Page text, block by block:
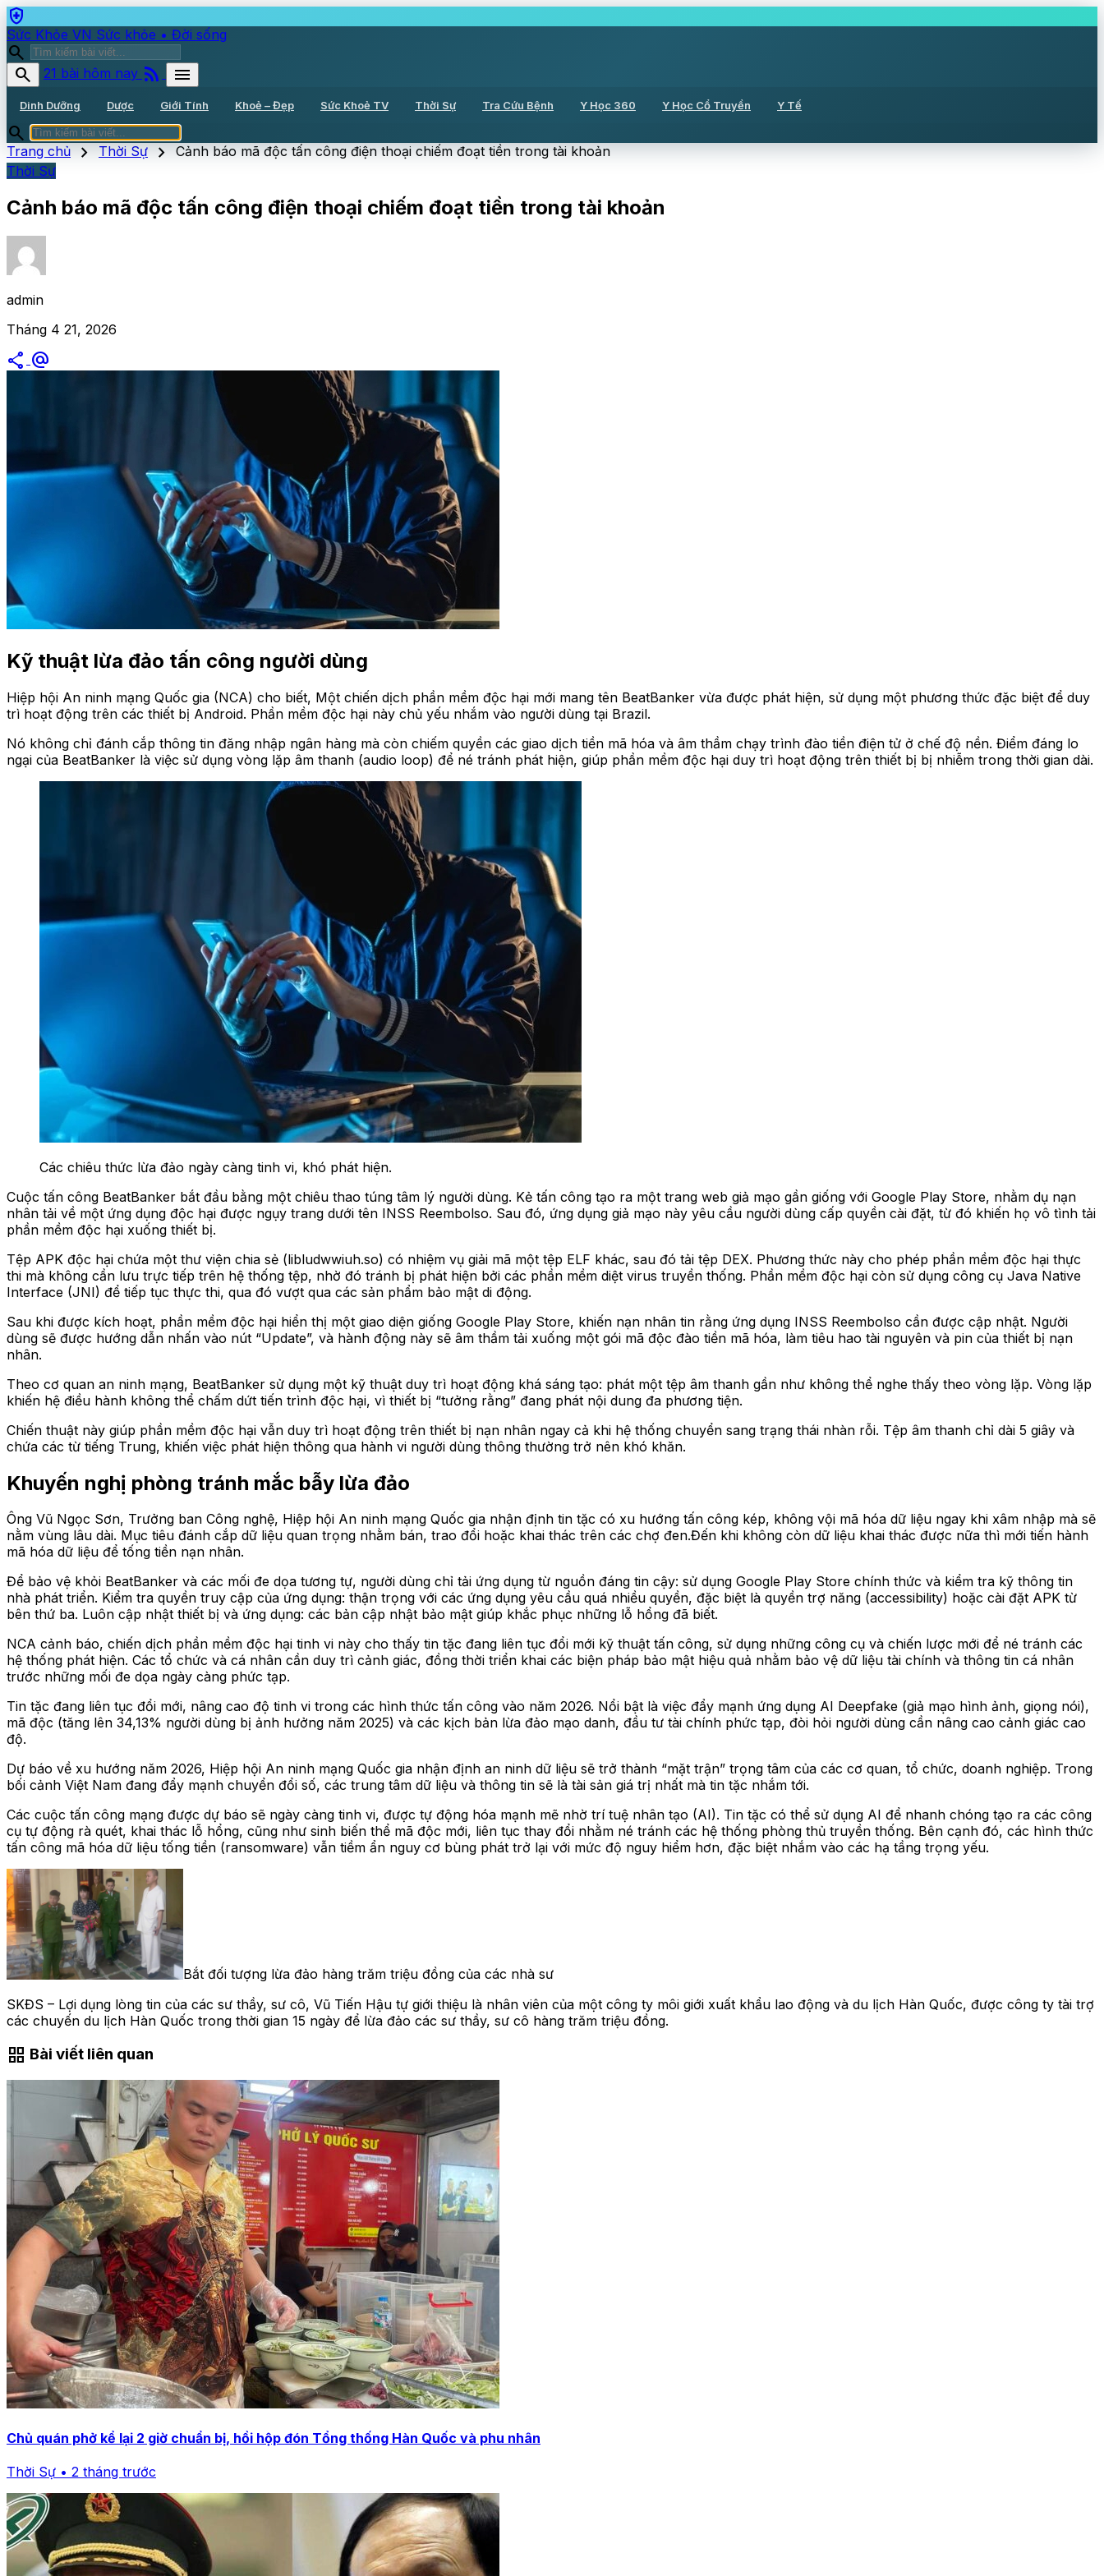
health_and_safety
Sức Khỏe VN Sức khỏe • Đời sống
search
search
21 bài hôm nay rss_feed menu
Dinh Dưỡng Dược Giới Tính Khoẻ – Đẹp Sức Khoẻ TV Thời Sự Tra Cứu Bệnh Y Học 360 Y Học Cổ Truyền Y Tế
search
Trang chủ chevron_right Thời Sự chevron_right Cảnh báo mã độc tấn công điện thoại chiếm đoạt tiền trong tài khoản
Thời Sự
Cảnh báo mã độc tấn công điện thoại chiếm đoạt tiền trong tài khoản
admin
Tháng 4 21, 2026
share alternate_email
Kỹ thuật lừa đảo tấn công người dùng
Hiệp hội An ninh mạng Quốc gia (NCA) cho biết, Một chiến dịch phần mềm độc hại mới mang tên BeatBanker vừa được phát hiện, sử dụng một phương thức đặc biệt để duy
trì hoạt động trên các thiết bị Android. Phần mềm độc hại này chủ yếu nhắm vào người dùng tại Brazil.
Nó không chỉ đánh cắp thông tin đăng nhập ngân hàng mà còn chiếm quyền các giao dịch tiền mã hóa và âm thầm chạy trình đào tiền điện tử ở chế độ nền. Điểm đáng lo
ngại của BeatBanker là việc sử dụng vòng lặp âm thanh (audio loop) để né tránh phát hiện, giúp phần mềm độc hại duy trì hoạt động trên thiết bị bị nhiễm trong thời gian dài.
Các chiêu thức lừa đảo ngày càng tinh vi, khó phát hiện.
Cuộc tấn công BeatBanker bắt đầu bằng một chiêu thao túng tâm lý người dùng. Kẻ tấn công tạo ra một trang web giả mạo gần giống với Google Play Store, nhằm dụ nạn
nhân tải về một ứng dụng độc hại được ngụy trang dưới tên INSS Reembolso. Sau đó, ứng dụng giả mạo này yêu cầu người dùng cấp quyền cài đặt, từ đó khiến họ vô tình tải
phần mềm độc hại xuống thiết bị.
Tệp APK độc hại chứa một thư viện chia sẻ (libludwwiuh.so) có nhiệm vụ giải mã một tệp ELF khác, sau đó tải tệp DEX. Phương thức này cho phép phần mềm độc hại thực
thi mà không cần lưu trực tiếp trên hệ thống tệp, nhờ đó tránh bị phát hiện bởi các phần mềm diệt virus truyền thống. Phần mềm độc hại còn sử dụng công cụ Java Native
Interface (JNI) để tiếp tục thực thi, qua đó vượt qua các sản phẩm bảo mật di động.
Sau khi được kích hoạt, phần mềm độc hại hiển thị một giao diện giống Google Play Store, khiến nạn nhân tin rằng ứng dụng INSS Reembolso cần được cập nhật. Người
dùng sẽ được hướng dẫn nhấn vào nút “Update”, và hành động này sẽ âm thầm tải xuống một gói mã độc đào tiền mã hóa, làm tiêu hao tài nguyên và pin của thiết bị nạn
nhân.
Theo cơ quan an ninh mạng, BeatBanker sử dụng một kỹ thuật duy trì hoạt động khá sáng tạo: phát một tệp âm thanh gần như không thể nghe thấy theo vòng lặp. Vòng lặp
khiến hệ điều hành không thể chấm dứt tiến trình độc hại, vì thiết bị “tưởng rằng” đang phát nội dung đa phương tiện.
Chiến thuật này giúp phần mềm độc hại vẫn duy trì hoạt động trên thiết bị nạn nhân ngay cả khi hệ thống chuyển sang trạng thái nhàn rỗi. Tệp âm thanh chỉ dài 5 giây và
chứa các từ tiếng Trung, khiến việc phát hiện thông qua hành vi người dùng thông thường trở nên khó khăn.
Khuyến nghị phòng tránh mắc bẫy lừa đảo
Ông Vũ Ngọc Sơn, Trưởng ban Công nghệ, Hiệp hội An ninh mạng Quốc gia nhận định tin tặc có xu hướng tấn công kép, không vội mã hóa dữ liệu ngay khi xâm nhập mà sẽ
nằm vùng lâu dài. Mục tiêu đánh cắp dữ liệu quan trọng nhằm bán, trao đổi hoặc khai thác trên các chợ đen.Đến khi không còn dữ liệu khai thác được nữa thì mới tiến hành
mã hóa dữ liệu để tống tiền nạn nhân.
Để bảo vệ khỏi BeatBanker và các mối đe dọa tương tự, người dùng chỉ tải ứng dụng từ nguồn đáng tin cậy: sử dụng Google Play Store chính thức và kiểm tra kỹ thông tin
nhà phát triển. Kiểm tra quyền truy cập của ứng dụng: thận trọng với các ứng dụng yêu cầu quá nhiều quyền, đặc biệt là quyền trợ năng (accessibility) hoặc cài đặt APK từ
bên thứ ba. Luôn cập nhật thiết bị và ứng dụng: các bản cập nhật bảo mật giúp khắc phục những lỗ hổng đã biết.
NCA cảnh báo, chiến dịch phần mềm độc hại tinh vi này cho thấy tin tặc đang liên tục đổi mới kỹ thuật tấn công, sử dụng những công cụ và chiến lược mới để né tránh các
hệ thống phát hiện. Các tổ chức và cá nhân cần duy trì cảnh giác, đồng thời triển khai các biện pháp bảo mật hiệu quả nhằm bảo vệ dữ liệu tài chính và thông tin cá nhân
trước những mối đe dọa ngày càng phức tạp.
Tin tặc đang liên tục đổi mới, nâng cao độ tinh vi trong các hình thức tấn công vào năm 2026. Nổi bật là việc đẩy mạnh ứng dụng AI Deepfake (giả mạo hình ảnh, giọng nói),
mã độc (tăng lên 34,13% người dùng bị ảnh hưởng năm 2025) và các kịch bản lừa đảo mạo danh, đầu tư tài chính phức tạp, đòi hỏi người dùng cần nâng cao cảnh giác cao
độ.
Dự báo về xu hướng năm 2026, Hiệp hội An ninh mạng Quốc gia nhận định an ninh dữ liệu sẽ trở thành “mặt trận” trọng tâm của các cơ quan, tổ chức, doanh nghiệp. Trong
bối cảnh Việt Nam đang đẩy mạnh chuyển đổi số, các trung tâm dữ liệu và thông tin sẽ là tài sản giá trị nhất mà tin tặc nhắm tới.
Các cuộc tấn công mạng được dự báo sẽ ngày càng tinh vi, được tự động hóa mạnh mẽ nhờ trí tuệ nhân tạo (AI). Tin tặc có thể sử dụng AI để nhanh chóng tạo ra các công
cụ tự động rà quét, khai thác lỗ hổng, cũng như sinh biến thể mã độc mới, liên tục thay đổi nhằm né tránh các hệ thống phòng thủ truyền thống. Bên cạnh đó, các hình thức
tấn công mã hóa dữ liệu tống tiền (ransomware) vẫn tiềm ẩn nguy cơ bùng phát trở lại với mức độ nguy hiểm hơn, đặc biệt nhắm vào các hạ tầng trọng yếu.
Bắt đối tượng lừa đảo hàng trăm triệu đồng của các nhà sư
SKĐS – Lợi dụng lòng tin của các sư thầy, sư cô, Vũ Tiến Hậu tự giới thiệu là nhân viên của một công ty môi giới xuất khẩu lao động và du lịch Hàn Quốc, được công ty tài trợ
các chuyến du lịch Hàn Quốc trong thời gian 15 ngày để lừa đảo các sư thầy, sư cô hàng trăm triệu đồng.
grid_view Bài viết liên quan
Chủ quán phở kể lại 2 giờ chuẩn bị, hồi hộp đón Tổng thống Hàn Quốc và phu nhân
Thời Sự • 2 tháng trước